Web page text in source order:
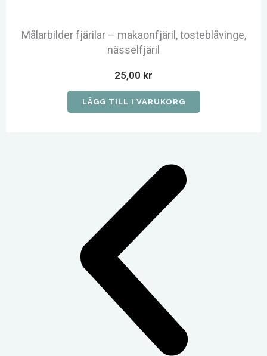
Målarbilder fjärilar – makaonfjäril, tosteblåvinge,
nässelfjäril
25,00 kr
LÄGG TILL I VARUKORG